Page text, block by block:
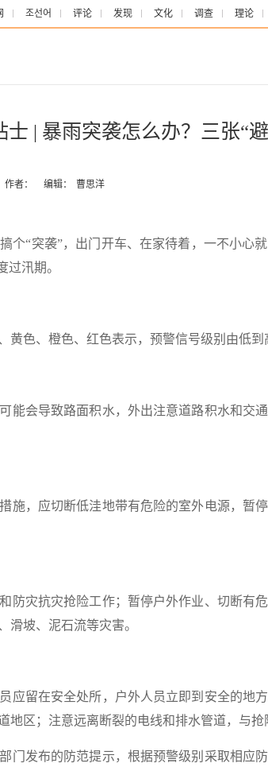
조선어 评论 发现 文化 调查 理论
士 | 暴雨突袭怎么办？三张“
作者： 编辑： 曹思洋
个“突袭”，出门开车、在家待着，一不小心
汛期。
黄色、橙色、红色表示，预警信号级别由低
能会导致路面积水，外出注意道路积水和交
施，应切断低洼地带有危险的室外电源，暂
防灾抗灾抢险工作；暂停户外作业、切断有
滑坡、泥石流等灾害。
应留在安全处所，户外人员立即到安全的地
区；注意远离断裂的电线和排水管道，与抢
门发布的防范提示，根据预警级别采取相应防